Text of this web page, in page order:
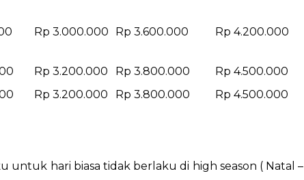
Rp 3.000.000 Rp 3.600.000 Rp 4.200.000
Rp 3.200.000 Rp 3.800.000
Rp 4.500.000
Rp 3.200.000 Rp 3.800.000 Rp 4.500.000
untuk hari biasa tidak berlaku di high season ( Natal –